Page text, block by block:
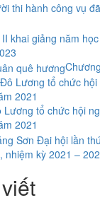
tổ chức hội
2021
kỳ 2021 –